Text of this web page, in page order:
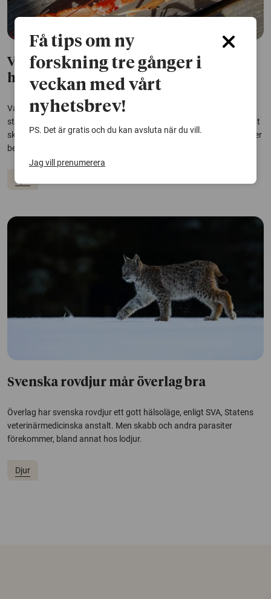
Värkmedicin mildrar smärtresponsen
hos havskräftor
Vanliga smärtstillande mediciner fungerar på havskräftor, visar en
studie från Göteborgs universitet. Det är ytterligare ett tecken på att
skaldjur kan känna smärta och att skonsammare avlivningsmetoder
behöver utvecklas, menar forskarna.
Djur
Svenska rovdjur mår överlag bra
Överlag har svenska rovdjur ett gott hälsoläge, enligt SVA, Statens
veterinärmedicinska anstalt. Men skabb och andra parasiter
förekommer, bland annat hos lodjur.
Djur
Få tips om ny
forskning tre gånger i
veckan med vårt
nyhetsbrev!
PS. Det är gratis och du kan avsluta när du vill.
Jag vill prenumerera